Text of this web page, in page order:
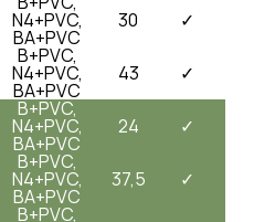
N4+PVC,
BA+PVC
30 ✓
B+PVC,
N4+PVC,
BA+PVC
43 ✓
B+PVC,
N4+PVC,
BA+PVC
24 ✓
B+PVC,
N4+PVC,
BA+PVC
37,5 ✓
B+PVC,